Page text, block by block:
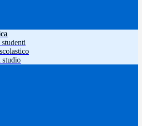
studio